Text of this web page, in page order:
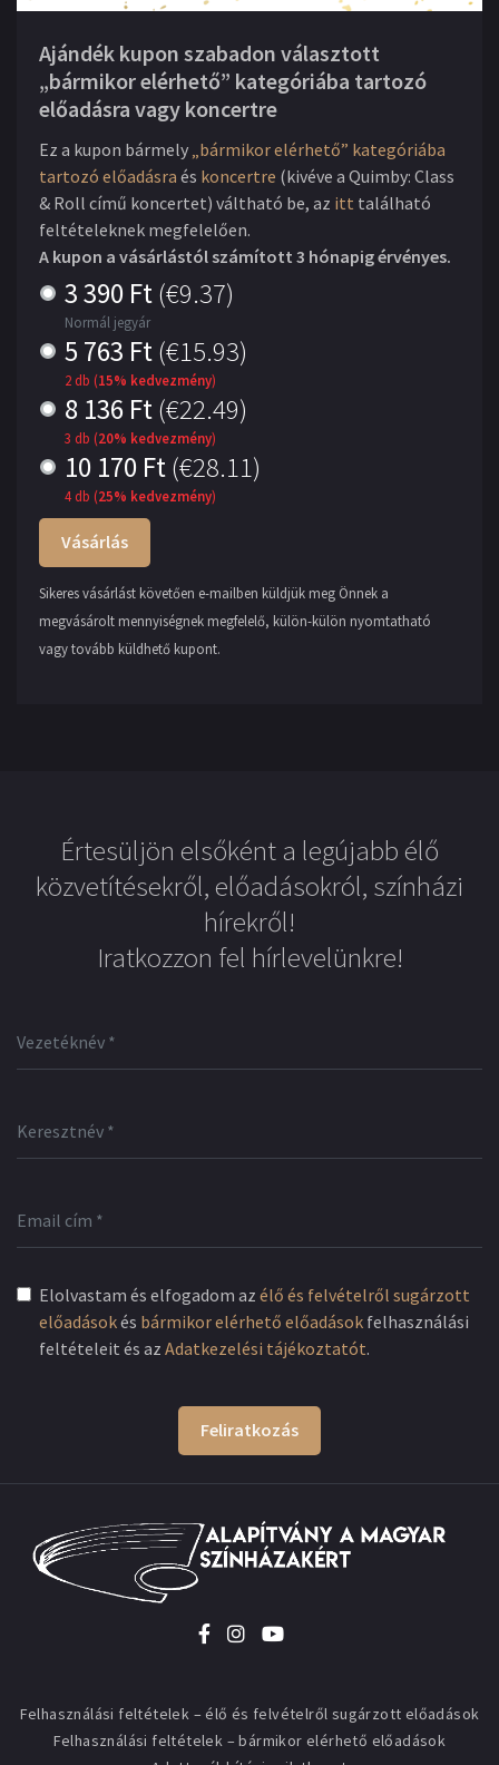
Ajándék kupon szabadon választott
„bármikor elérhető” kategóriába tartozó
előadásra vagy koncertre
Ez a kupon bármely „bármikor elérhető” kategóriába
tartozó előadásra és koncertre (kivéve a Quimby: Class
& Roll című koncertet) váltható be, az itt található
feltételeknek megfelelően.
A kupon a vásárlástól számított 3 hónapig érvényes.
3 390 Ft(€9.37)
Normál jegyár
5 763 Ft(€15.93)
2 db (15% kedvezmény)
8 136 Ft(€22.49)
3 db (20% kedvezmény)
10 170 Ft(€28.11)
4 db (25% kedvezmény)
Vásárlás
Sikeres vásárlást követően e-mailben küldjük meg Önnek a
megvásárolt mennyiségnek megfelelő, külön-külön nyomtatható
vagy tovább küldhető kupont.
Értesüljön elsőként a legújabb élő
közvetítésekről, előadásokról, színházi
hírekről!
Iratkozzon fel hírlevelünkre!
Elolvastam és elfogadom az élő és felvételről sugárzott
előadásokés bármikor elérhető előadások felhasználási
feltételeit és az Adatkezelési tájékoztatót.
Feliratkozás
Felhasználási feltételek – élő és felvételről sugárzott előadások
Felhasználási feltételek – bármikor elérhető előadások